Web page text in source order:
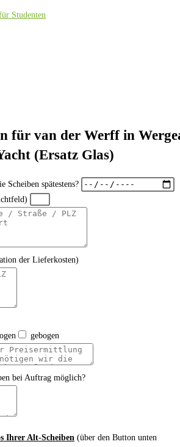
Studenten
für van der Werff in
(Ersatz Glas)
Scheiben spätestens?
der Lieferkosten)
gebogen
bei Auftrag möglich?
Ihrer Alt-Scheiben (über den Button unten